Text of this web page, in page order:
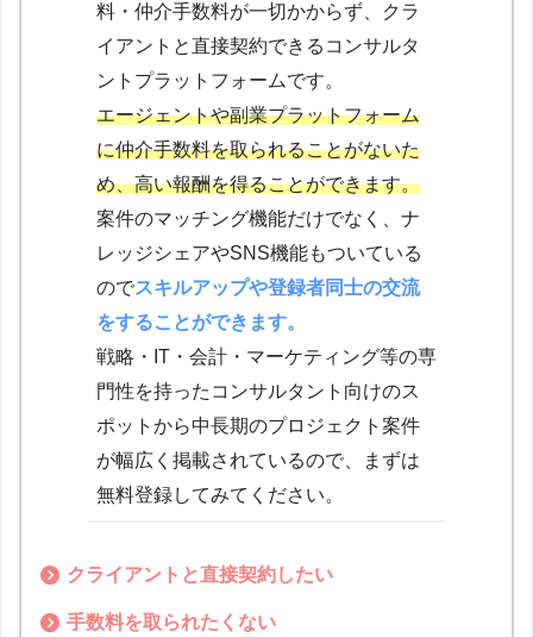
料・仲介手数料が一切かからず、クラ
イアントと直接契約できるコンサルタ
ントプラットフォームです。
エージェントや副業プラットフォーム
に仲介手数料を取られることがないた
め、高い報酬を得ることができます。
案件のマッチング機能だけでなく、ナ
レッジシェアやSNS機能もついている
のでスキルアップや登録者同士の交流
をすることができます。
戦略・IT・会計・マーケティング等の専
門性を持ったコンサルタント向けのス
ポットから中長期のプロジェクト案件
が幅広く掲載されているので、まずは
無料登録してみてください。
クライアントと直接契約したい
手数料を取られたくない